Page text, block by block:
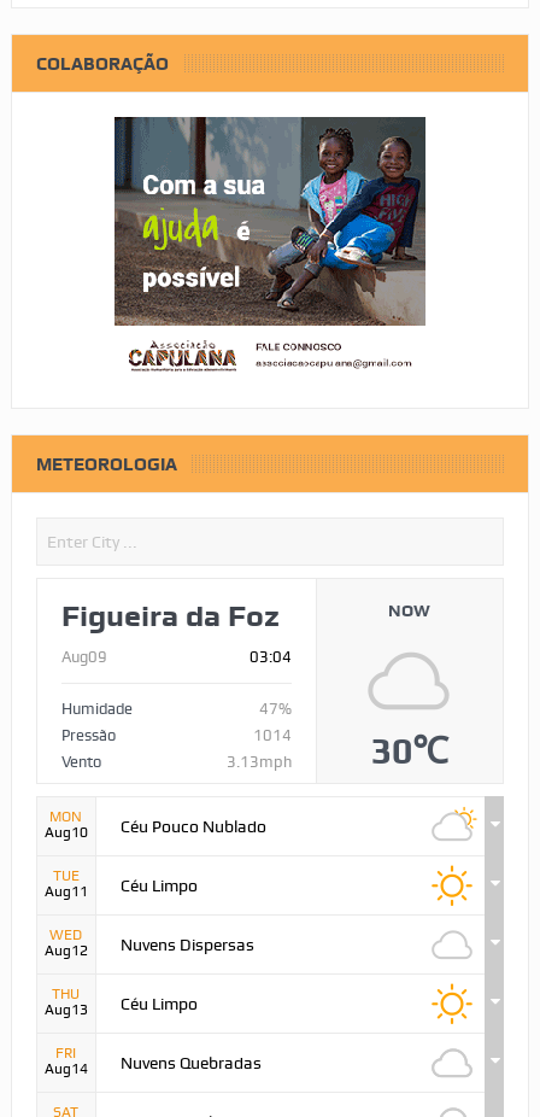
COLABORAÇÃO
METEOROLOGIA
Figueira da Foz
Aug09 03:04
Humidade
47%
Pressão
1014
Vento
3.13mph
NOW
30℃
MON
Aug10
Céu Pouco Nublado
TUE
Aug11
Céu Limpo
WED
Aug12
Nuvens Dispersas
THU
Aug13
Céu Limpo
FRI
Aug14
Nuvens Quebradas
SAT